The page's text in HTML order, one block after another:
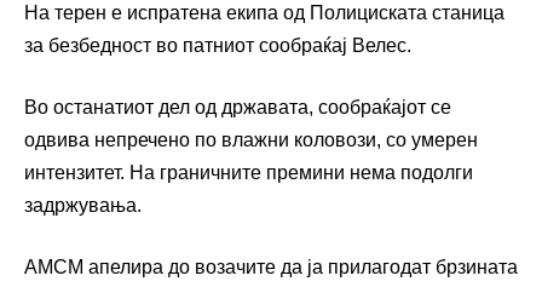
На терен е испратена екипа од Полициската станица
за безбедност во патниот сообраќај Велес.
Во останатиот дел од државата, сообраќајот се
одвива непречено по влажни коловози, со умерен
интензитет. На граничните премини нема подолги
задржувања.
АМСМ апелира до возачите да ја прилагодат брзината